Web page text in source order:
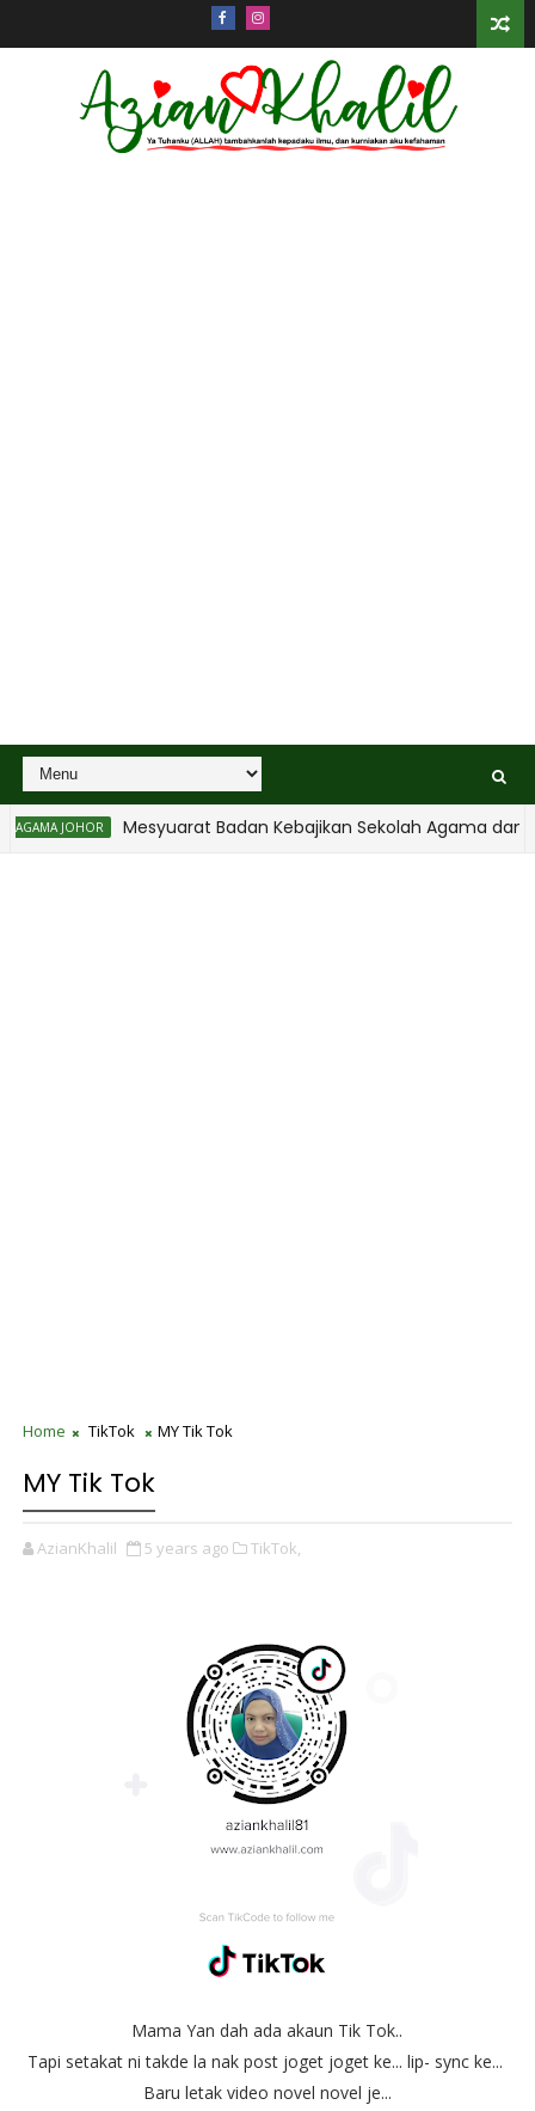
JOHOR Mesyuarat Badan Kebajikan Sekolah Agama dan
Home TikTok MY Tik Tok
MY Tik Tok
AzianKhalil 5 years ago TikTok,
Mama Yan dah ada akaun Tik Tok..
Tapi setakat ni takde la nak post joget joget ke... lip- sync ke...
Baru letak video novel novel je...